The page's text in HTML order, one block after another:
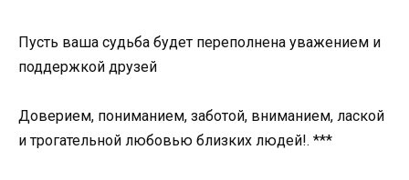
Пусть ваша судьба будет переполнена уважением и
поддержкой друзей
Доверием, пониманием, заботой, вниманием, лаской
и трогательной любовью близких людей!. ***